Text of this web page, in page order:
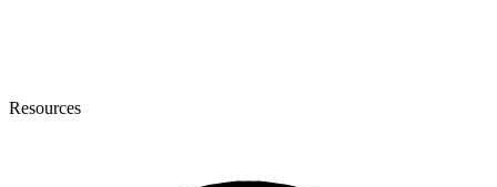
Resources